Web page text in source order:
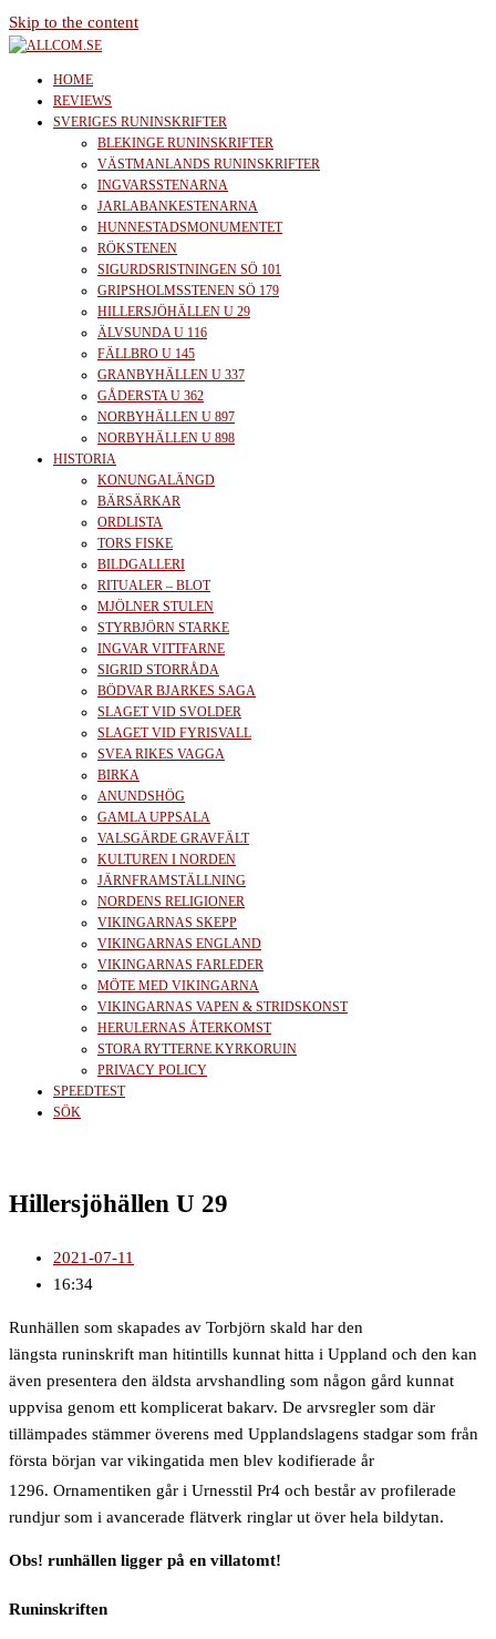
Skip to the content
allcom.se
News | Reviews | History
HOME
REVIEWS
SVERIGES RUNINSKRIFTER
BLEKINGE RUNINSKRIFTER
VÄSTMANLANDS RUNINSKRIFTER
INGVARSSTENARNA
JARLABANKESTENARNA
HUNNESTADSMONUMENTET
RÖKSTENEN
SIGURDSRISTNINGEN SÖ 101
GRIPSHOLMSSTENEN SÖ 179
HILLERSJÖHÄLLEN U 29
ÄLVSUNDA U 116
FÄLLBRO U 145
GRANBYHÄLLEN U 337
GÅDERSTA U 362
NORBYHÄLLEN U 897
NORBYHÄLLEN U 898
HISTORIA
KONUNGALÄNGD
BÄRSÄRKAR
ORDLISTA
TORS FISKE
BILDGALLERI
RITUALER – BLOT
MJÖLNER STULEN
STYRBJÖRN STARKE
INGVAR VITTFARNE
SIGRID STORRÅDA
BÖDVAR BJARKES SAGA
SLAGET VID SVOLDER
SLAGET VID FYRISVALL
SVEA RIKES VAGGA
BIRKA
ANUNDSHÖG
GAMLA UPPSALA
VALSGÄRDE GRAVFÄLT
KULTUREN I NORDEN
JÄRNFRAMSTÄLLNING
NORDENS RELIGIONER
VIKINGARNAS SKEPP
VIKINGARNAS ENGLAND
VIKINGARNAS FARLEDER
MÖTE MED VIKINGARNA
VIKINGARNAS VAPEN & STRIDSKONST
HERULERNAS ÅTERKOMST
STORA RYTTERNE KYRKORUIN
PRIVACY POLICY
SPEEDTEST
SÖK
Hillersjöhällen U 29
2021-07-11
16:34
Runhällen som skapades av Torbjörn skald har den
längsta runinskrift man hitintills kunnat hitta i Uppland och den kan
även presentera den äldsta arvshandling som någon gård kunnat
uppvisa genom ett komplicerat bakarv. De arvsregler som där
tillämpades stämmer överens med Upplandslagens stadgar som från
första början var vikingatida men blev kodifierade år
1296. Ornamentiken går i Urnesstil Pr4 och består av profilerade
rundjur som i avancerade flätverk ringlar ut över hela bildytan.
Obs! runhällen ligger på en villatomt!
Runinskriften